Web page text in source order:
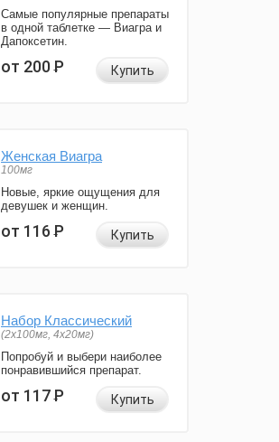
Самые популярные препараты
в одной таблетке — Виагра и
Дапоксетин.
от 200Р Купить
Женская Виагра
100мг
Новые, яркие ощущения для
девушек и женщин.
от 116Р Купить
Набор Классический
(2x100мг, 4x20мг)
Попробуй и выбери наиболее
понравившийся препарат.
от 117Р Купить